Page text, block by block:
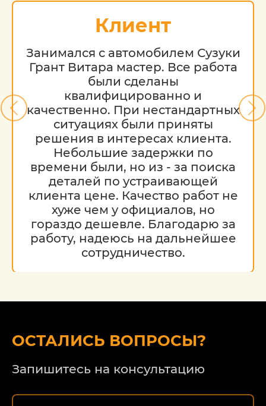
Клиент
Занимался с автомобилем Сузуки
Грант Витара мастер. Все работа
были сделаны
квалифицированно и
качественно. При нестандартных
ситуациях были приняты
решения в интересах клиента.
Небольшие задержки по
времени были, но из - за поиска
деталей по устраивающей
клиента цене. Качество работ не
хуже чем у официалов, но
гораздо дешевле. Благодарю за
работу, надеюсь на дальнейшее
сотрудничество.
ОСТАЛИСЬ ВОПРОСЫ?
Запишитесь на консультацию